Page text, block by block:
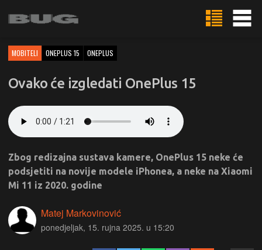
MOBITELI ONEPLUS 15 ONEPLUS
Ovako će izgledati OnePlus 15
Zbog redizajna sustava kamere, OnePlus 15 neke će
podsjetiti na novije modele iPhonea, a neke na Xiaomi
Mi 11 iz 2020. godine
Matej Markovinović
ponedjeljak, 15. rujna 2025. u 15:20